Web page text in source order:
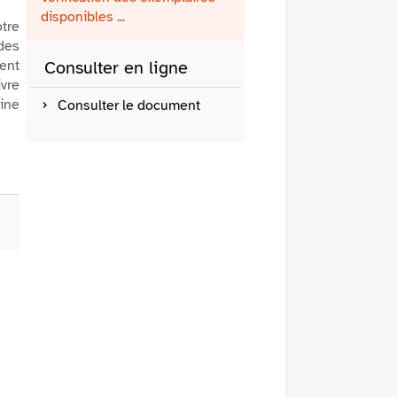
disponibles ...
Consulter en ligne
Consulter le document